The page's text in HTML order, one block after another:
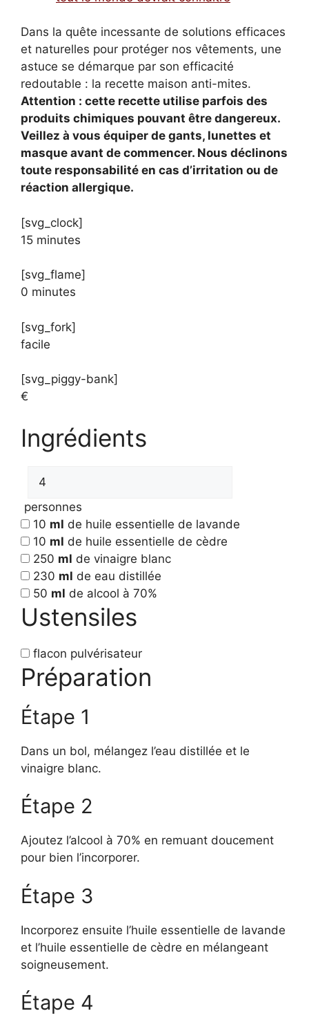
Dans la quête incessante de solutions efficaces
et naturelles pour protéger nos vêtements, une
astuce se démarque par son efficacité
redoutable : la recette maison anti-mites.
Attention : cette recette utilise parfois des
produits chimiques pouvant être dangereux.
Veillez à vous équiper de gants, lunettes et
masque avant de commencer. Nous déclinons
toute responsabilité en cas d’irritation ou de
réaction allergique.
[svg_clock]
15 minutes
[svg_flame]
0 minutes
[svg_fork]
facile
[svg_piggy-bank]
€
Ingrédients
personnes
10 ml de huile essentielle de lavande
10 ml de huile essentielle de cèdre
250 ml de vinaigre blanc
230 ml de eau distillée
50 ml de alcool à 70%
Ustensiles
flacon pulvérisateur
Préparation
Étape 1
Dans un bol, mélangez l’eau distillée et le
vinaigre blanc.
Étape 2
Ajoutez l’alcool à 70% en remuant doucement
pour bien l’incorporer.
Étape 3
Incorporez ensuite l’huile essentielle de lavande
et l’huile essentielle de cèdre en mélangeant
soigneusement.
Étape 4